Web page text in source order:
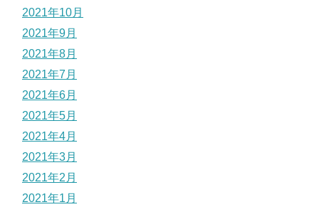
2021年10月
2021年9月
2021年8月
2021年7月
2021年6月
2021年5月
2021年4月
2021年3月
2021年2月
2021年1月